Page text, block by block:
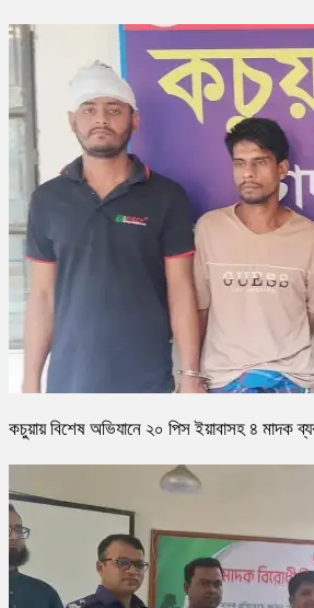
কচুয়ায় বিশেষ অভিযানে ২০ পিস ইয়াবাসহ ৪ মাদক